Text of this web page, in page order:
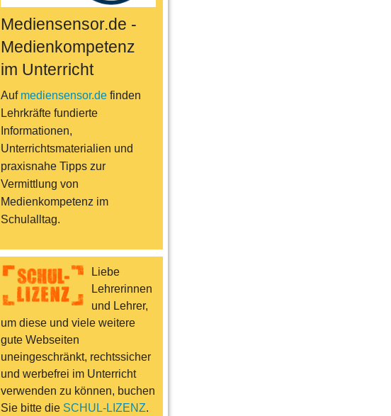
Mediensensor.de -
Medienkompetenz
im Unterricht
Auf mediensensor.definden
Lehrkräfte fundierte
Informationen,
Unterrichtsmaterialien und
praxisnahe Tipps zur
Vermittlung von
Medienkompetenz im
Schulalltag.
Liebe
Lehrerinnen
und Lehrer,
um diese und viele weitere
gute Webseiten
uneingeschränkt, rechtssicher
und werbefrei im Unterricht
verwenden zu können, buchen
Sie bitte die SCHUL-LIZENZ.